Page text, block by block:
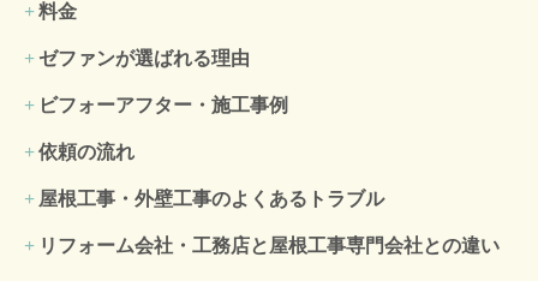
料金
ゼファンが選ばれる理由
ビフォーアフター・施工事例
依頼の流れ
屋根工事・外壁工事のよくある トラブル
リフォーム会社・工務店と屋根工事専門会社との違い